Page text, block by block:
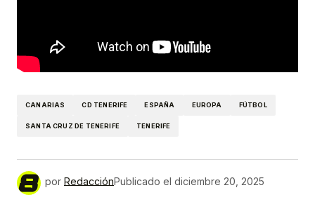
CANARIAS CD TENERIFE ESPAÑA EUROPA FÚTBOL
SANTA CRUZ DE TENERIFE TENERIFE
por RedacciónPublicado el diciembre 20, 2025